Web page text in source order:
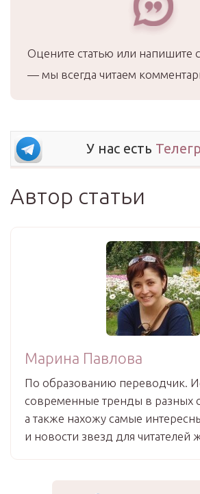
Оцените статью или напишите
— мы всегда читаем
У нас есть
Автор статьи
Марина Павлова
По образованию переводчик.
современные тренды в разных
а также нахожу самые
и новости звезд для читателей